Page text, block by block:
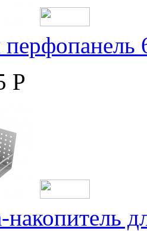
перфопанель
Р
накопитель